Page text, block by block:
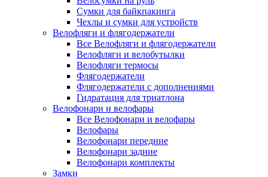
Сумки для байкпакинга
Чехлы и сумки для устройств
Велофляги и флягодержатели
Все Велофляги и флягодержатели
Велофляги и велобутылки
Велофляги термосы
Флягодержатели
Флягодержатели с дополнениями
Гидратация для триатлона
Велофонари и велофары
Все Велофонари и велофары
Велофары
Велофонари передние
Велофонари задние
Велофонари комплекты
Замки